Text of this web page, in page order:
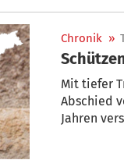
Chronik »
Mit tiefer
Abschied
Jahren